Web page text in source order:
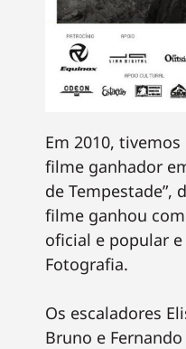
Em 2010,
filme ganhador
de Tempestade”,
filme ganhou
oficial e popular
Fotografia.
Os escaladores
Bruno e